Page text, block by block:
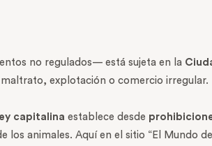
no regulados— está sujeta en la
explotación o comercio irregular.
capitalina establece desde
animales. Aquí en el sitio “El Mundo